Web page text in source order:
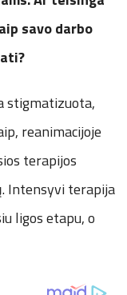
savo darbo
stigmatizuota,
reanimacijoje
terapijos
Intensyvi terapija
ligos etapu, o